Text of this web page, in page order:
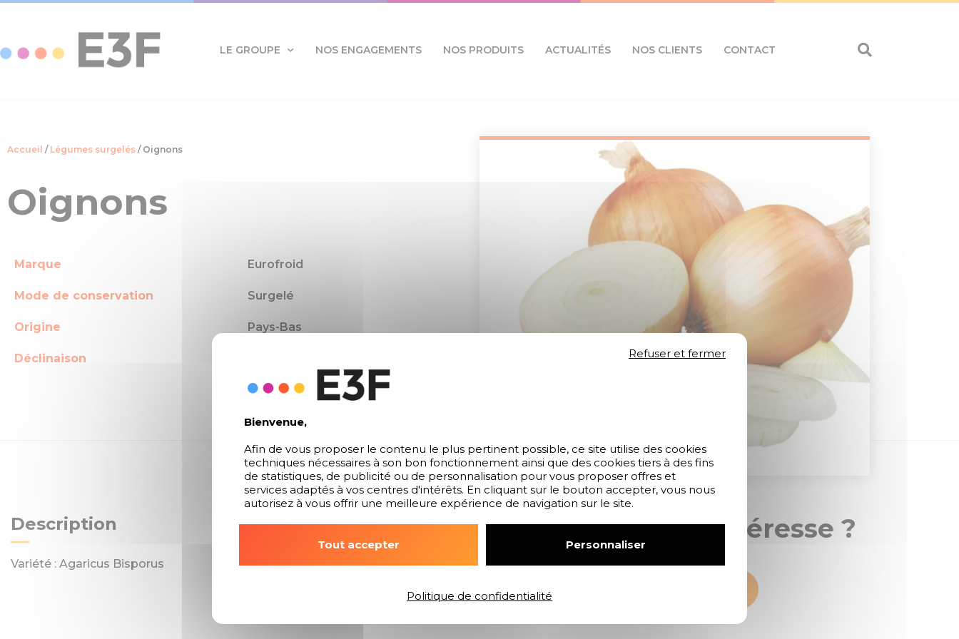
LE GROUPE NOS ENGAGEMENTS NOS PRODUITS ACTUALITÉS NOS CLIENTS CONTACT
Accueil / Légumes surgelés / Oignons
Oignons
Marque Eurofroid
Mode de conservation Surgelé
Origine Pays-Bas
Déclinaison
Description
Variété : Agaricus Bisporus
Ce produit vous intéresse ?
Panneau de gestion des cookies
Bienvenue,
Afin de vous proposer le contenu le plus pertinent possible, ce site utilise des cookies
techniques nécessaires à son bon fonctionnement ainsi que des cookies tiers à des fins
de statistiques, de publicité ou de personnalisation pour vous proposer offres et
services adaptés à vos centres d'intérêts. En cliquant sur le bouton accepter, vous nous
autorisez à vous offrir une meilleure expérience de navigation sur le site.
Tout accepter
Refuser et fermer
Personnaliser
Politique de confidentialité